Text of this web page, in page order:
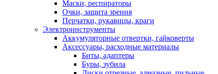
Маски, респираторы
Очки, защита зрения
Перчатки, рукавицы, краги
Электроинструменты
Аккумуляторные отвертки, гайковерты
Аксессуары, расходные материалы
Биты, адаптеры
Буры, зубила